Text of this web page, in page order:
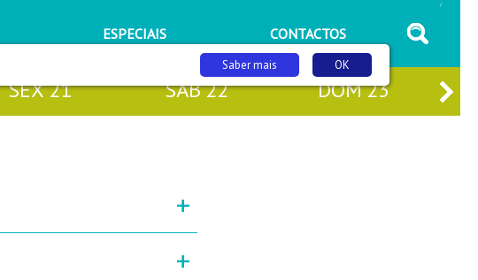
ESPECIAIS CONTACTOS
/
SEX21 SÁB22 DOM23
+
+
OK
Saber mais